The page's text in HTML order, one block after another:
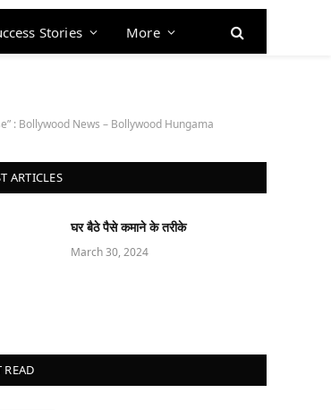
Stories More
: Bollywood News – Bollywood Hungama
ARTICLES
घर बैठे पैसे कमाने के तरीके
March 30, 2024
READ